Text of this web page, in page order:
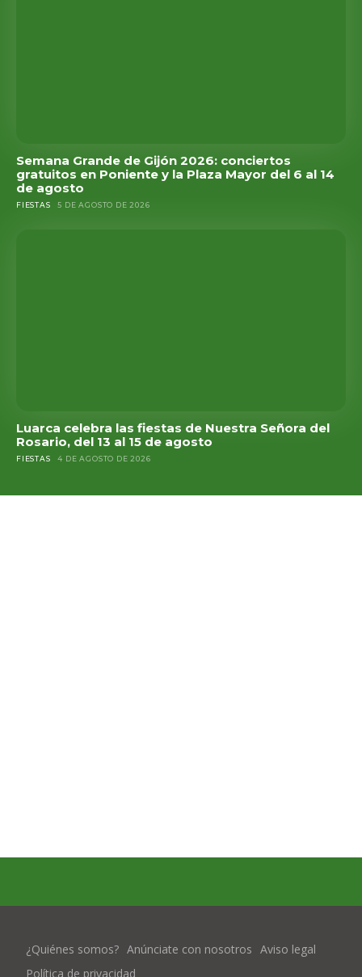
Semana Grande de Gijón 2026: conciertos
gratuitos en Poniente y la Plaza Mayor del 6 al 14
de agosto
FIESTAS 5 DE AGOSTO DE 2026
Luarca celebra las fiestas de Nuestra Señora del
Rosario, del 13 al 15 de agosto
FIESTAS 4 DE AGOSTO DE 2026
¿Quiénes somos? Anúnciate con nosotros Aviso legal
Política de privacidad